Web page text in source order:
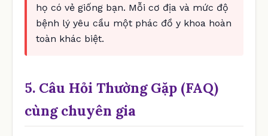
họ có vẻ giống bạn. Mỗi cơ địa và mức độ
bệnh lý yêu cầu một phác đồ y khoa hoàn
toàn khác biệt.
5. Câu Hỏi Thường Gặp (FAQ)
cùng chuyên gia